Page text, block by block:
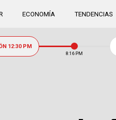
ECONOMÍA TENDENCIAS
12:30 PM
8:16 PM